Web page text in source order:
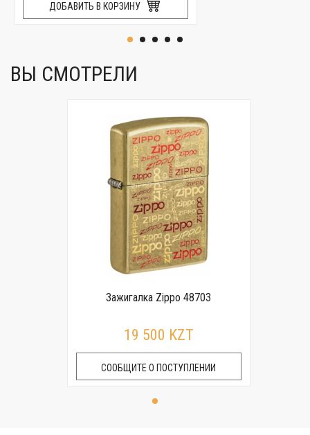
ДОБАВИТЬ В КОРЗИНУ
ВЫ СМОТРЕЛИ
Зажигалка Zippo 48703
19 500 KZT
СООБЩИТЕ О ПОСТУПЛЕНИИ